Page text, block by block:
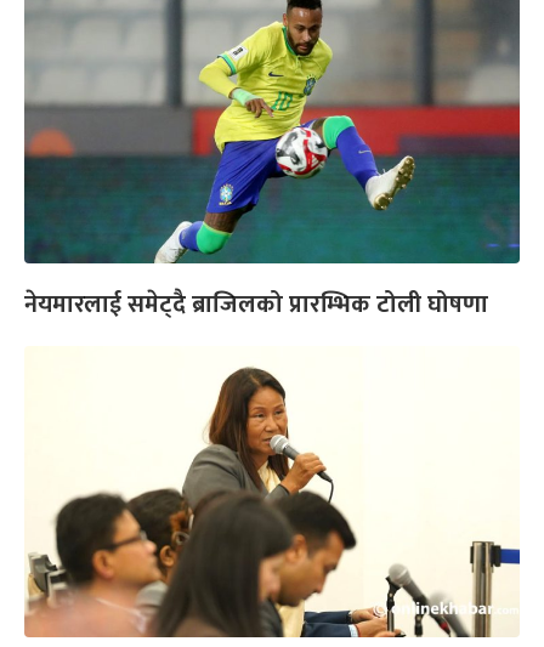
नेयमारलाई समेट्दै ब्राजिलको प्रारम्भिक टोली घोषणा